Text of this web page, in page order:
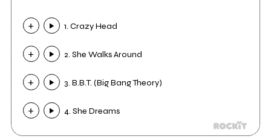
1. Crazy Head
2. She Walks Around
3. B.B.T. (Big Bang Theory)
4. She Dreams